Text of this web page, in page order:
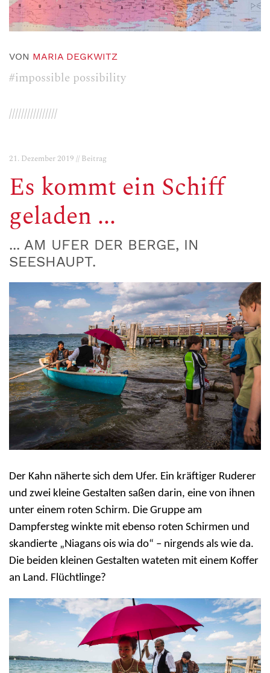
VON MARIA DEGKWITZ
#impossible possibility
////////////////
21. Dezember 2019 // Beitrag
Es kommt ein Schiff
geladen ...
... AM UFER DER BERGE, IN
SEESHAUPT.
Der Kahn näherte sich dem Ufer. Ein kräftiger Ruderer
und zwei kleine Gestalten saßen darin, eine von ihnen
unter einem roten Schirm. Die Gruppe am
Dampfersteg winkte mit ebenso roten Schirmen und
skandierte „Niagans ois wia do“ – nirgends als wie da.
Die beiden kleinen Gestalten wateten mit einem Koffer
an Land. Flüchtlinge?